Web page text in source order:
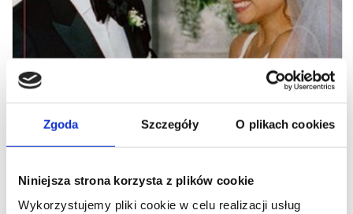
Zgoda Szczegóły O plikach cookies
Niniejsza strona korzysta z plików cookie
Wykorzystujemy pliki cookie w celu realizacji usług